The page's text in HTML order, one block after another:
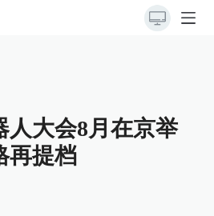
人大会8月在京举
再提档